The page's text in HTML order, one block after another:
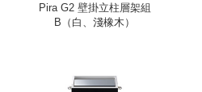
Pira G2 壁掛立柱層架組
B（白、淺橡木）